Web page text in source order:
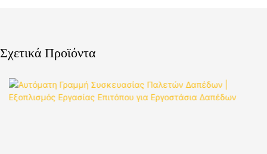
Σχετικά Προϊόντα